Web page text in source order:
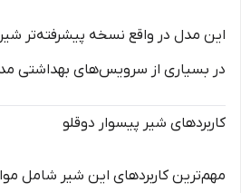
این مدل در واقع نسخه پیشرفته‌تر
در بسیاری از سرویس‌های بهداشتی
کاربردهای شیر پیسوار دوقلو
مهم‌ترین کاربردهای این شیر شامل